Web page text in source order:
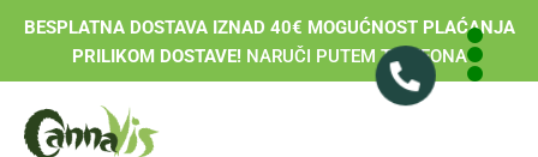
BESPLATNA DOSTAVA IZNAD 40€ MOGUĆNOST PLAĆANJA
PRILIKOM DOSTAVE!NARUČI PUTEM TELEFONA